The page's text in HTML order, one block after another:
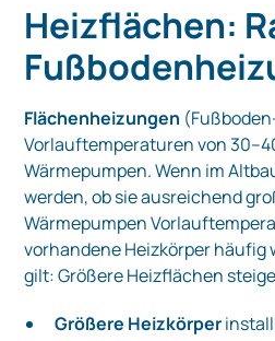
Heizflächen:
Flächenheizungen
Vorlauftemperaturen von
Wärmepumpen. Wenn im
werden, ob sie ausreichend
Wärmepumpen
vorhandene Heizkörper
gilt: Größere Heizflächen
Größere Heizkörper